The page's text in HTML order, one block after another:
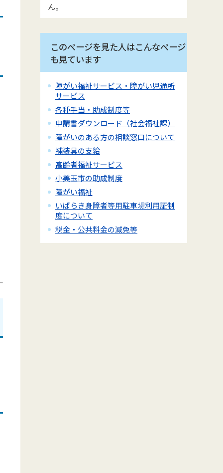
ん。
このページを見た人はこんなページ
も見ています
障がい福祉サービス・障がい児通所
サービス
各種手当・助成制度等
申請書ダウンロード（社会福祉課）
障がいのある方の相談窓口について
補装具の支給
高齢者福祉サービス
小美玉市の助成制度
障がい福祉
いばらき身障者等用駐車場利用証制
度について
税金・公共料金の減免等